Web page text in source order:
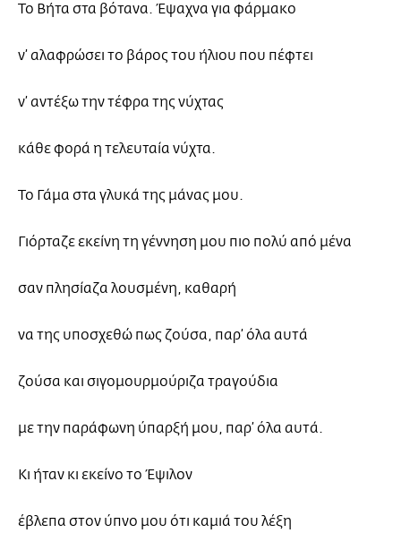
Το Βήτα στα βότανα. Έψαχνα για φάρμακο
ν’ αλαφρώσει το βάρος του ήλιου που πέφτει
ν’ αντέξω την τέφρα της νύχτας
κάθε φορά η τελευταία νύχτα.
Το Γάμα στα γλυκά της μάνας μου.
Γιόρταζε εκείνη τη γέννηση μου πιο πολύ από μένα
σαν πλησίαζα λουσμένη, καθαρή
να της υποσχεθώ πως ζούσα, παρ’ όλα αυτά
ζούσα και σιγομουρμούριζα τραγούδια
με την παράφωνη ύπαρξή μου, παρ’ όλα αυτά.
Κι ήταν κι εκείνο το Έψιλον
έβλεπα στον ύπνο μου ότι καμιά του λέξη